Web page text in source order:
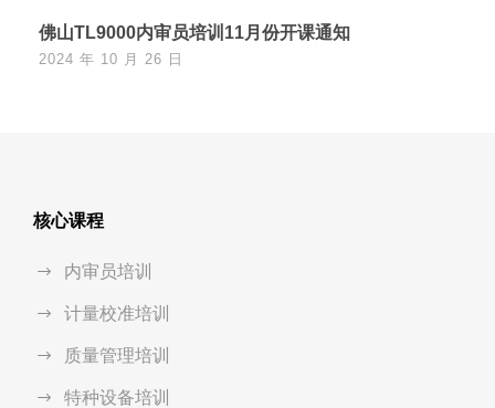
佛山TL9000内审员培训11月份开课通知
2024 年 10 月 26 日
核心课程
内审员培训
计量校准培训
质量管理培训
特种设备培训